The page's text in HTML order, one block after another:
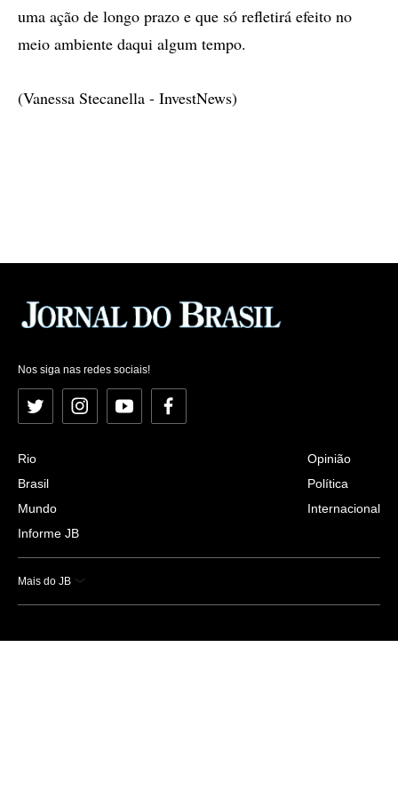
uma ação de longo prazo e que só refletirá efeito no
meio ambiente daqui algum tempo.
(Vanessa Stecanella - InvestNews)
Nos siga nas redes sociais!
Twitter InstagramYouTubeFacebook
Rio
Brasil
Mundo
Informe JB
Opinião
Política
Internacional
Mais do JB
Esportes